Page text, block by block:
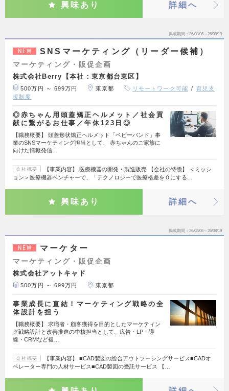
興味あり 詳細へ
掲載期間 26/08/06～26/08/19
NEW SNSマーケティング（リーダー候補）
マーケティング・販促企画
株式会社Berry【本社：東京都台東区】
500万円 ～ 699万円 東京都 リモートワーク可能
育児支
援制度
◎赤ちゃん用頭蓋矯正ヘルメット／社会貢
献に繋がるお仕事／年休123日◎
【職務概要】 頭蓋形状矯正ヘルメット「ベビーバンド」事
業のSNSマーケティング担当として、 赤ちゃんのご家族に
向けた情報発信…
会社概要
【事業内容】 医療機器の開発・製造販売 【会社の特徴】 ＜ミッシ
ョン＞医療機器ベンチャーで、「テクノロジーで医療格差を０にする…
興味あり 詳細へ
掲載期間 26/08/06～26/08/19
NEW マーケター
マーケティング・販促企画
株式会社アットキャド
500万円 ～ 699万円 東京都
事業成長に直結！マーケティング戦略の全
体設計を担う
【職務概要】 求職者・顧客獲得を目的としたマーケティン
グ戦略設計と改善推進の中核担当として、広告・LP・導
線・CRMなど複…
会社概要
【事業内容】 ■CAD製図の総合アウトソーシングサービス■CADオ
ペレーター専門の人材サービス■CAD製図の受託サービス 【…